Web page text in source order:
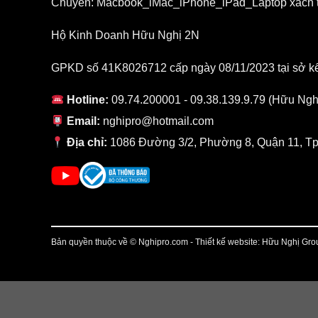
Chuyên: Macbook_iMac_iPhone_iPad_Laptop xách
Hộ Kinh Doanh Hữu Nghị 2N
GPKD số 41K8026712 cấp ngày 08/11/2023 tại sở
Hotline: 09.74.200001 - 09.38.139.9.79 (Hữu
Email: nghipro@hotmail.com
Địa chỉ: 1086 Đường 3/2, Phường 8, Quận 11,
Bản quyền thuộc về © Nghipro.com - Thiết kế website: Hữu Nghị